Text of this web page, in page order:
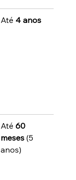
Até 4 anos
Até 60
meses (5
anos)